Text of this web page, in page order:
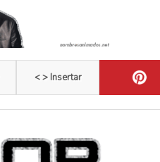
< > Insertar